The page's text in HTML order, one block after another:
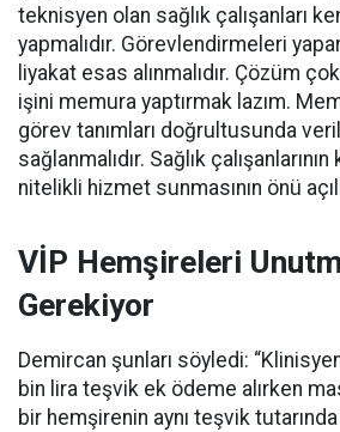
teknisyen olan sağlık çalışanları
yapmalıdır. Görevlendirmeleri
liyakat esas alınmalıdır. Çözüm
işini memura yaptırmak lazım.
görev tanımları doğrultusunda
sağlanmalıdır. Sağlık
nitelikli hizmet sunmasının önü
VİP Hemşireleri
Gerekiyor
Demircan şunları söyledi:
bin lira teşvik ek ödeme alırken
bir hemşirenin aynı teşvik